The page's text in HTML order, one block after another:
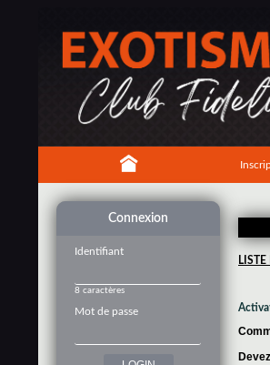
Connexion
Identifiant
8 caractères
Mot de passe